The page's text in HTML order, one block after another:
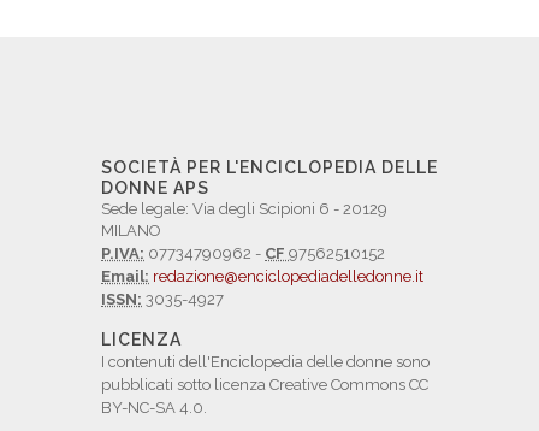
SOCIETÀ PER L'ENCICLOPEDIA DELLE
DONNE APS
Sede legale: Via degli Scipioni 6 - 20129
MILANO
P.IVA: 07734790962 - CF 97562510152
Email: redazione@enciclopediadelledonne.it
ISSN: 3035-4927
LICENZA
I contenuti dell'Enciclopedia delle donne sono
pubblicati sotto licenza Creative Commons CC
BY-NC-SA 4.0.